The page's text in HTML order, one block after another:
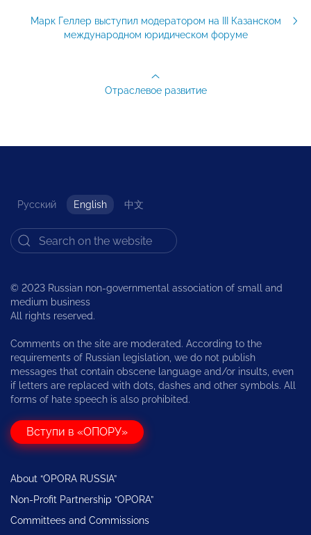
Марк Геллер выступил модератором на III Казанском
международном юридическом форуме
Отраслевое развитие
Русский English 中文
© 2023 Russian non-governmental association of small and
medium business
All rights reserved.
Comments on the site are moderated. According to the
requirements of Russian legislation, we do not publish
messages that contain obscene language and/or insults, even
if letters are replaced with dots, dashes and other symbols. All
forms of hate speech is also prohibited.
Вступи в «ОПОРУ»
About “OPORA RUSSIA”
Non-Profit Partnership “OPORA”
Committees and Commissions